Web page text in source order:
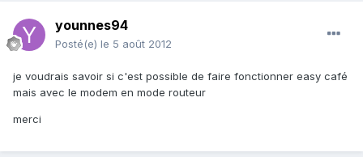
younnes94
Posté(e) le 5 août 2012
je voudrais savoir si c'est possible de faire fonctionner easy café
mais avec le modem en mode routeur
merci